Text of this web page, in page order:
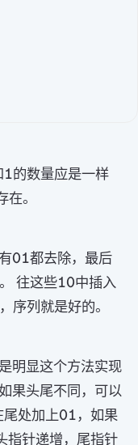
\texttt{1}
1的数量应是一样
。
\texttt{01}
01都去除，最后
往这些10中插入
序列就是好的。
明显这个方法实现
果头尾不同，可以
尾处加上01 ，如果
指针递增，尾指针